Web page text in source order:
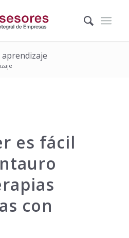
es fácil
con